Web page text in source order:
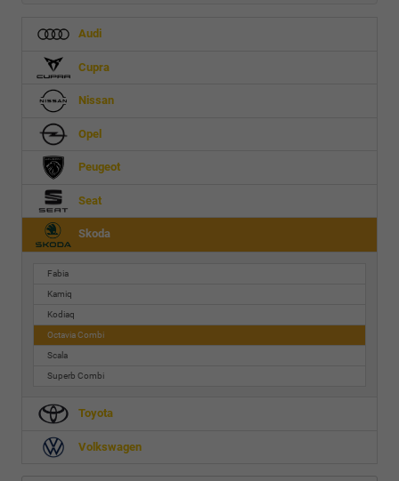
Audi
Cupra
Nissan
Opel
Peugeot
Seat
Skoda
Fabia
Kamiq
Kodiaq
Octavia Combi
Scala
Superb Combi
Toyota
Volkswagen